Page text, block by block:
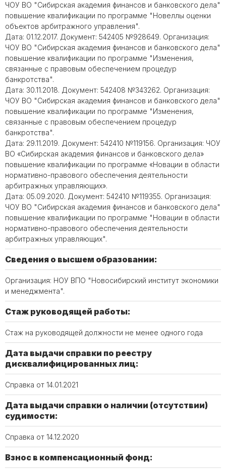
ЧОУ ВО "Сибирская академия финансов и банковского дела"
повышение квалификации по программе "Новеллы оценки
объектов арбитражного управления".
Дата: 01.12.2017. Документ: 542405 №928649. Организация:
ЧОУ ВО "Сибирская академия финансов и банковского дела"
повышение квалификации по программе "Изменения,
связанные с правовым обеспечением процедур
банкротства".
Дата: 30.11.2018. Документ: 542408 №343262. Организация:
ЧОУ ВО "Сибирская академия финансов и банковского дела"
повышение квалификации по программе "Изменения,
связанные с правовым обеспечением процедур
банкротства".
Дата: 29.11.2019. Документ: 542410 №119156. Организация: ЧОУ
ВО «Сибирская академия финансов и банковского дела»
повышение квалификации по программе «Новации в области
нормативно-правового обеспечения деятельности
арбитражных управляющих».
Дата: 05.09.2020. Документ: 542410 №119355. Организация:
ЧОУ ВО "Сибирская академия финансов и банковского дела"
повышение квалификации по программе "Новации в области
нормативно-правового обеспечения деятельности
арбитражных управляющих".
Сведения о высшем образовании:
Организация: НОУ ВПО "Новосибирский институт экономики
и менеджмента".
Стаж руководящей работы:
Стаж на руководящей должности не менее одного года
Дата выдачи справки по реестру
дисквалифицированных лиц:
Справка от 14.01.2021
Дата выдачи справки о наличии (отсутствии)
судимости:
Справка от 14.12.2020
Взнос в компенсационный фонд: